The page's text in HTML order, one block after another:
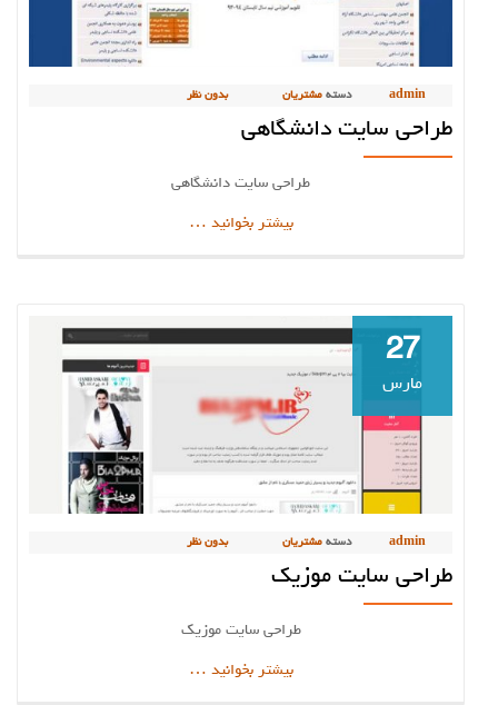
admin دسته مشتریان بدون نظر
طراحی سایت دانشگاهی
طراحی سایت دانشگاهی
بیشتر بخوانیددربارهطراحی
…
27
مارس
admin دسته مشتریان بدون نظر
طراحی سایت موزیک
طراحی سایت موزیک
بیشتر بخوانیددربارهطراحی
…